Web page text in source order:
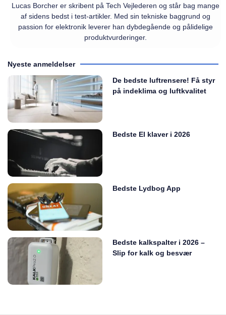
Lucas Borcher er skribent på Tech Vejlederen og står bag mange
af sidens bedst i test-artikler. Med sin tekniske baggrund og
passion for elektronik leverer han dybdegående og pålidelige
produktvurderinger.
Nyeste anmeldelser
De bedste luftrensere! Få styr
på indeklima og luftkvalitet
Bedste El klaver i 2026
Bedste Lydbog App
Bedste kalkspalter i 2026 –
Slip for kalk og besvær